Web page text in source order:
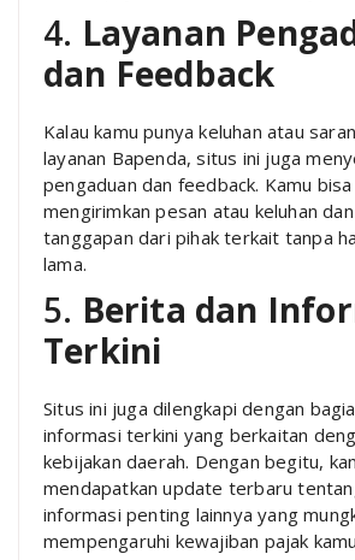
4. Layanan
dan Feedback
Kalau kamu punya keluhan atau
layanan Bapenda, situs ini juga
pengaduan dan feedback. Kamu
mengirimkan pesan atau keluhan
tanggapan dari pihak terkait tanpa
lama.
5. Berita dan
Terkini
Situs ini juga dilengkapi dengan
informasi terkini yang berkaitan
kebijakan daerah. Dengan begitu,
mendapatkan update terbaru
informasi penting lainnya yang
mempengaruhi kewajiban pajak